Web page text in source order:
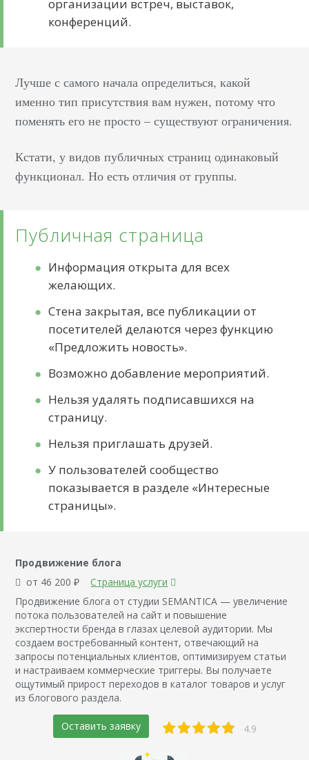
организации встреч, выставок,
конференций.
Лучше с самого начала определиться, какой
именно тип присутствия вам нужен, потому что
поменять его не просто – существуют ограничения.
Кстати, у видов публичных страниц одинаковый
функционал. Но есть отличия от группы.
Публичная страница
Информация открыта для всех
желающих.
Стена закрытая, все публикации от
посетителей делаются через функцию
«Предложить новость».
Возможно добавление мероприятий.
Нельзя удалять подписавшихся на
страницу.
Нельзя приглашать друзей.
У пользователей сообщество
показывается в разделе «Интересные
страницы».
Продвижение блога
от 46 200 ₽
Страница услуги
Продвижение блога от студии SEMANTICA — увеличение
потока пользователей на сайт и повышение
экспертности бренда в глазах целевой аудитории. Мы
создаем востребованный контент, отвечающий на
запросы потенциальных клиентов, оптимизируем статьи
и настраиваем коммерческие триггеры. Вы получаете
ощутимый прирост переходов в каталог товаров и услуг
из блогового раздела.
Оставить заявку 4.9